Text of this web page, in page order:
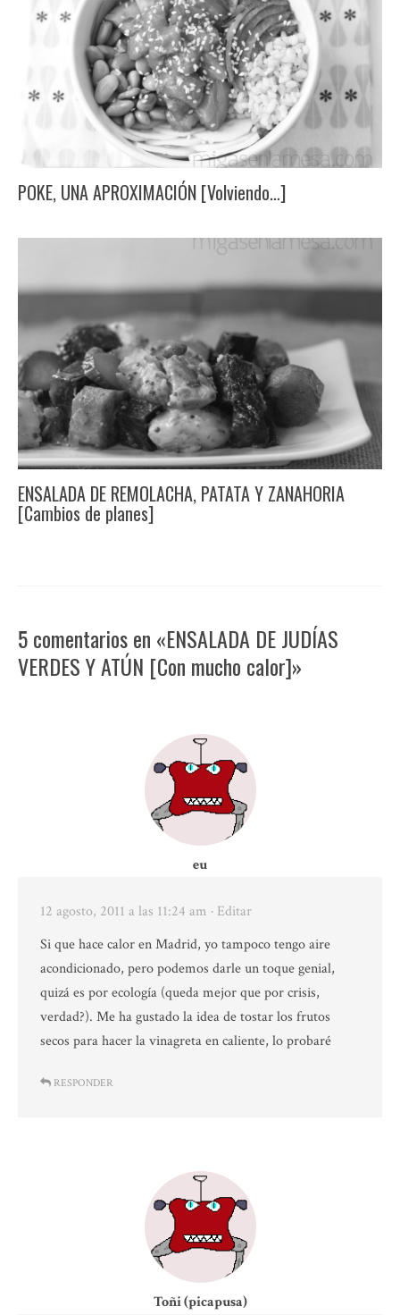
POKE, UNA APROXIMACIÓN [Volviendo…]
ENSALADA DE REMOLACHA, PATATA Y ZANAHORIA
[Cambios de planes]
5 comentarios en «ENSALADA DE JUDÍAS
VERDES Y ATÚN [Con mucho calor]»
eu
12 agosto, 2011 a las 11:24 am · Editar
Si que hace calor en Madrid, yo tampoco tengo aire
acondicionado, pero podemos darle un toque genial,
quizá es por ecología (queda mejor que por crisis,
verdad?). Me ha gustado la idea de tostar los frutos
secos para hacer la vinagreta en caliente, lo probaré
RESPONDER
Toñi (picapusa)